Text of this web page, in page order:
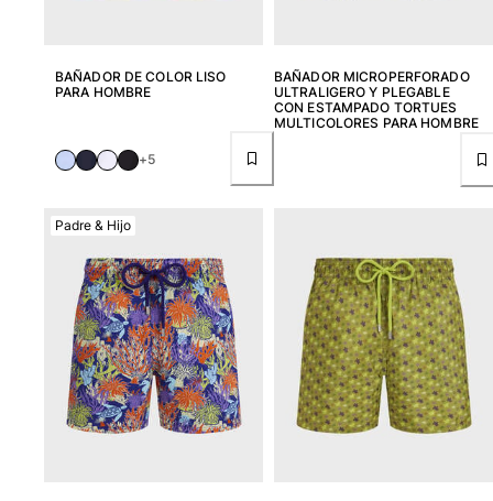
BAÑADOR DE COLOR LISO
PARA HOMBRE
+5
BAÑADOR MICROPERFORADO
ULTRALIGERO Y PLEGABLE
CON ESTAMPADO TORTUES
MULTICOLORES PARA HOMBRE
Padre & Hijo